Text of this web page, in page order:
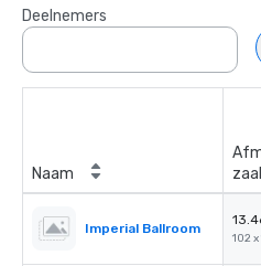
Deelnemers
Naam
zaal
Imperial Ballroom
102 x